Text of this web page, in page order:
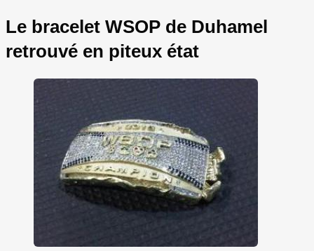
Le bracelet WSOP de Duhamel
retrouvé en piteux état